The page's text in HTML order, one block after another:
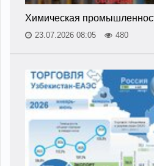
Химическая
23.07.2026 08:05 480